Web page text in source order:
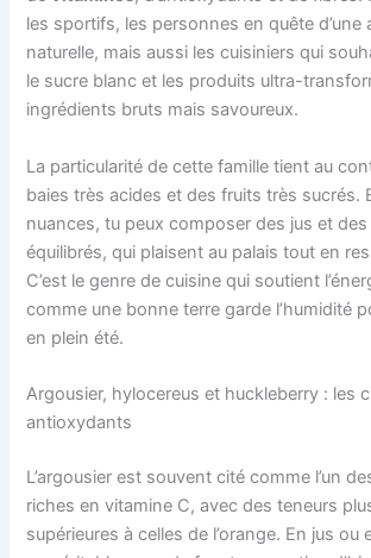
les sportifs, les personnes en quête d’une
naturelle, mais aussi les cuisiniers qui
le sucre blanc et les produits ultra-
ingrédients bruts mais savoureux.
La particularité de cette famille tient au
baies très acides et des fruits très sucrés.
nuances, tu peux composer des jus et
équilibrés, qui plaisent au palais tout en
C’est le genre de cuisine qui soutient
comme une bonne terre garde l’humidité
en plein été.
Argousier, hylocereus et huckleberry : les
antioxydants
L’argousier est souvent cité comme l’un
riches en vitamine C, avec des teneurs
supérieures à celles de l’orange. En jus ou